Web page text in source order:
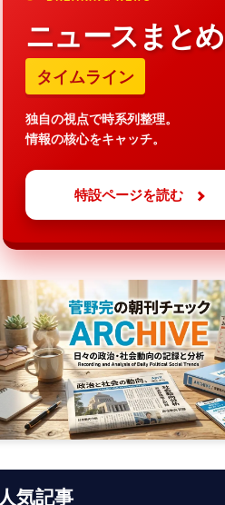
ニュースまとめ
タイムライン
独自の視点で時系列整理。
情報の核心をキャッチ。
特設ページを読む
人気記事